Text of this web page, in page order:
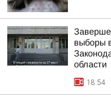
выборы
области
18:54